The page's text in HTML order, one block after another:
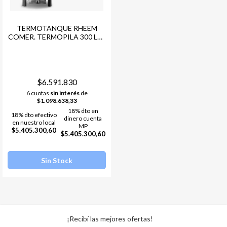
TERMOTANQUE RHEEM
COMER. TERMOPILA 300 LTS
$6.591.830
6 cuotas sin interésde
$1.098.638,33
18% dto efectivo
en nuestro local
$5.405.300,60
18% dto en
dinero cuenta
MP
$5.405.300,60
Sin Stock
¡Recibí las mejores ofertas!